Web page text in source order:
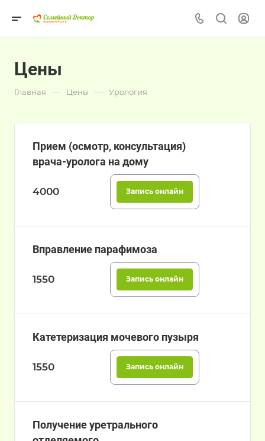
Цены
Главная — Цены — Урология
Прием (осмотр, консультация)
врача-уролога на дому
4000 Запись онлайн
Вправление парафимоза
1550 Запись онлайн
Катетеризация мочевого пузыря
1550 Запись онлайн
Получение уретрального